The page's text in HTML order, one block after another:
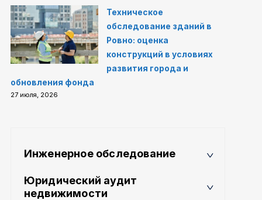
Техническое
обследование зданий в
Ровно: оценка
конструкций в условиях
развития города и
обновления фонда
27 июля, 2026
Инженерное обследование
Юридический аудит
недвижимости